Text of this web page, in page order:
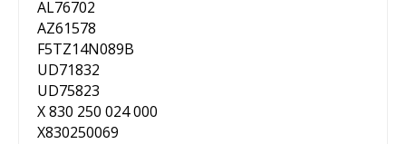
AL76702
AZ61578
F5TZ14N089B
UD71832
UD75823
X 830 250 024 000
X830250069